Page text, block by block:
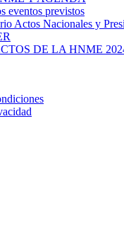
eventos previstos
Actos Nacionales y
DE LA HNME